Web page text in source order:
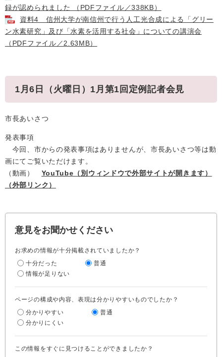
録が認められました （PDFファイル／338KB）
資料4 信州大学が南信州で行う人工光合成による「グリー
ン水素研究」及び「水素を活用する社会」についての講演会
（PDFファイル／2.63MB）
1月6日（火曜日）1月第1回定例記者会見
市長あいさつ
発表事項
今回、市からの発表事項はありませんが、市長あいさつ等は動
画にてご覧いただけます。
（動画） YouTube（別ウィンドウで外部サイトが開きます）
（外部リンク）
意見をお聞かせください
お求めの情報が十分掲載されていましたか？
十分だった
普通
情報が足りない
ページの構成や内容、表現は分かりやすいものでしたか？
分かりやすい
普通
分かりにくい
この情報をすぐに見つけることができましたか？